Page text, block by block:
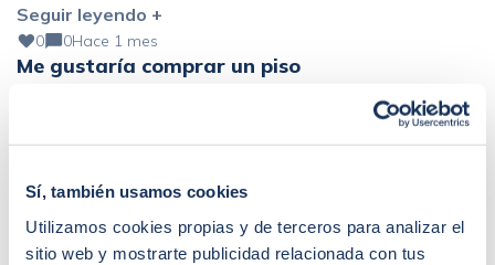
Sí, también usamos cookies
Utilizamos cookies propias y de terceros para analizar el
sitio web y mostrarte publicidad relacionada con tus
pendiente) Altos ingresos y ahorro, pero fuera de España. ¿Se
podría mejorar?
Seguir leyendo +
0 0Hace 1 mes
Me gustaría comprar un piso
Seguir leyendo +
Buenas! Mi pareja y yo firmamos la
compraventa de un piso …
Buenas! Mi pareja y yo firmamos la compraventa de un piso el